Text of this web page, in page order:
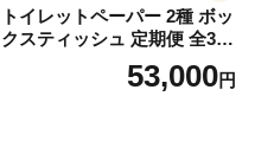
トイレットペーパー 2種 ボッ
クスティッシュ 定期便 全3
回 日本製 まとめ買い 防災
常備品 日用雑貨 消耗品 生活
53,000円